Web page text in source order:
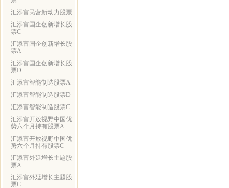
汇添富民营新动力股票
汇添富国企创新增长股
票C
汇添富国企创新增长股
票A
汇添富国企创新增长股
票D
汇添富智能制造股票A
汇添富智能制造股票D
汇添富智能制造股票C
汇添富开放视野中国优
势六个月持有股票A
汇添富开放视野中国优
势六个月持有股票C
汇添富外延增长主题股
票A
汇添富外延增长主题股
票C